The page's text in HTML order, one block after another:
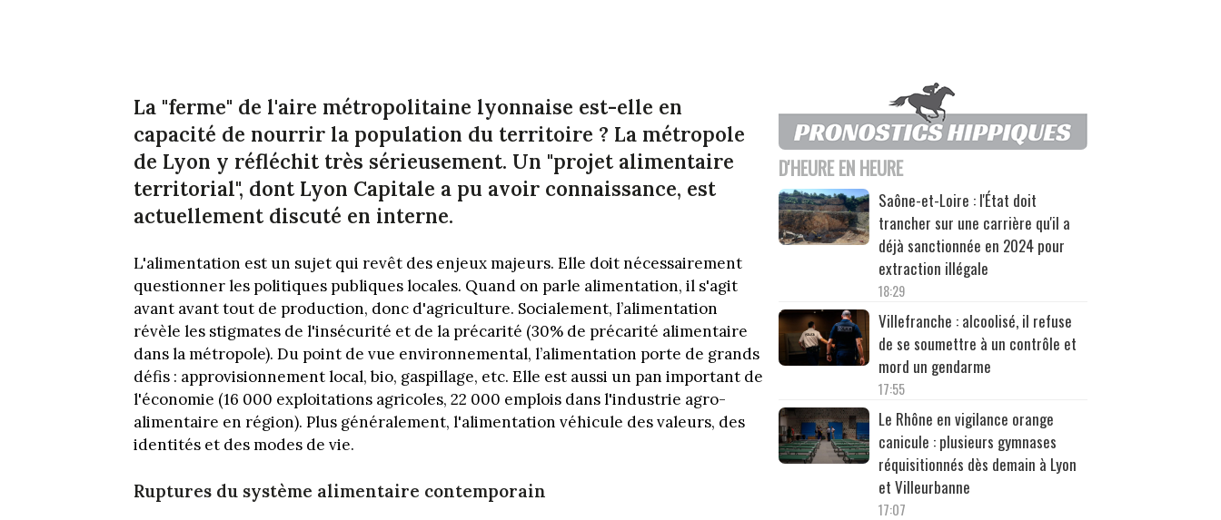
La "ferme" de l'aire métropolitaine lyonnaise est-elle en
capacité de nourrir la population du territoire ? La métropole
de Lyon y réfléchit très sérieusement. Un "projet alimentaire
territorial", dont Lyon Capitale a pu avoir connaissance, est
actuellement discuté en interne.
L'alimentation est un sujet qui revêt des enjeux majeurs. Elle doit nécessairement
questionner les politiques publiques locales. Quand on parle alimentation, il s'agit
avant avant tout de production, donc d'agriculture. Socialement, l’alimentation
révèle les stigmates de l'insécurité et de la précarité (30% de précarité alimentaire
dans la métropole). Du point de vue environnemental, l’alimentation porte de grands
défis : approvisionnement local, bio, gaspillage, etc. Elle est aussi un pan important de
l'économie (16 000 exploitations agricoles, 22 000 emplois dans l'industrie agro-
alimentaire en région). Plus généralement, l'alimentation véhicule des valeurs, des
identités et des modes de vie.
Ruptures du système alimentaire contemporain
D'HEURE EN HEURE
Saône-et-Loire : l'État doit
trancher sur une carrière qu'il a
déjà sanctionnée en 2024 pour
extraction illégale
18:29
Villefranche : alcoolisé, il refuse
de se soumettre à un contrôle et
mord un gendarme
17:55
Le Rhône en vigilance orange
canicule : plusieurs gymnases
réquisitionnés dès demain à Lyon
et Villeurbanne
17:07